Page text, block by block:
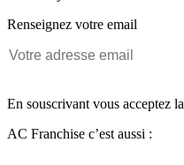
Renseignez votre email
En souscrivant vous acceptez la
AC Franchise c’est aussi :